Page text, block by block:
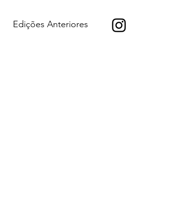
Edições Anteriores